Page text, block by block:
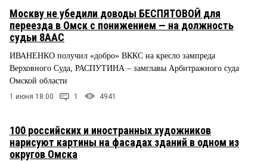
СТИЛЬ ЖИЗНИ
Москву не убедили доводы БЕСПЯТОВОЙ для
переезда в Омск с понижением — на должность
судьи 8ААС
ИВАНЕНКО получил «добро» ВККС на кресло зампреда
Верховного Суда, РАСПУТИНА – замглавы Арбитражного суда
Омской области
1 июня 18:00 1 4941
100 российских и иностранных художников
нарисуют картины на фасадах зданий в одном из
округов Омска